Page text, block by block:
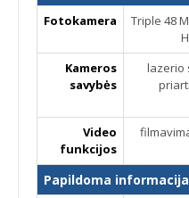
Fotokamera
Triple 48
Kameros
savybės
lazerio
Video
funkcijos
Papildoma informacija